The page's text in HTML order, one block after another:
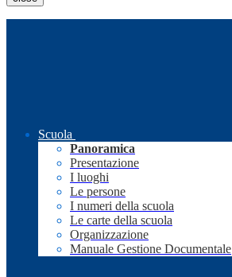
Scuola
Panoramica
Presentazione
I luoghi
Le persone
I numeri della scuola
Le carte della scuola
Organizzazione
Manuale Gestione Documentale